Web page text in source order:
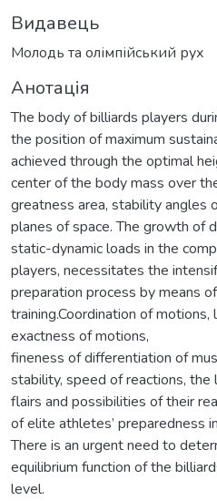
Видавець
Молодь та олімпійський рух
Анотація
The body of billiards players
the position of maximum
achieved through the optimal
center of the body mass over
greatness area, stability angles
planes of space. The growth of
static-dynamic loads in the
players, necessitates the
preparation process by means
training.Coordination of
exactness of motions,
fineness of differentiation of
stability, speed of reactions,
flairs and possibilities of their
of elite athletes’ preparedness
There is an urgent need to
equilibrium function of the
level.